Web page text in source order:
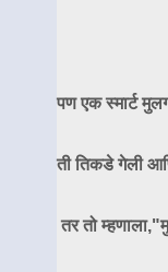
पण एक स्मार्ट
ती तिकडे गेली
तर तो